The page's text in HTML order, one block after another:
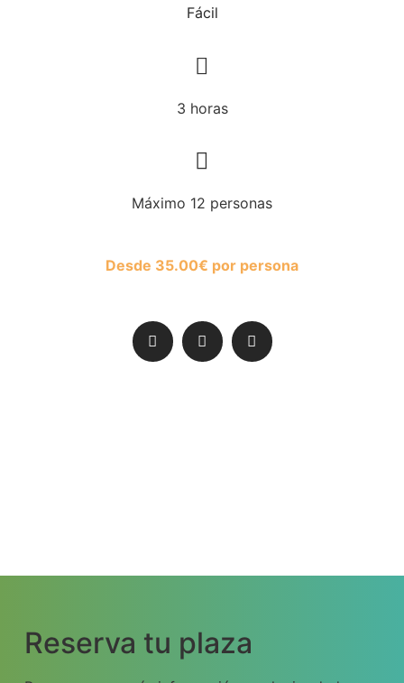
Fácil
3 horas
Máximo 12 personas
Desde 35.00€ por persona
Reserva tu plaza